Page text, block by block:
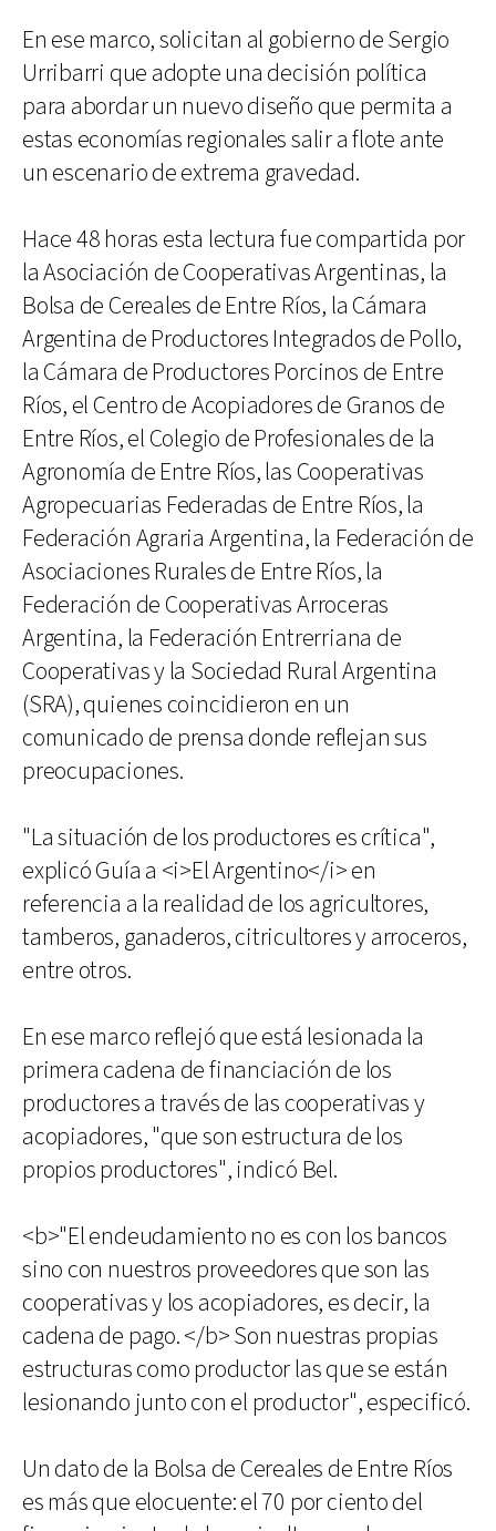
En ese marco, solicitan al gobierno de Sergio
Urribarri que adopte una decisión política
para abordar un nuevo diseño que permita a
estas economías regionales salir a flote ante
un escenario de extrema gravedad.
Hace 48 horas esta lectura fue compartida por
la Asociación de Cooperativas Argentinas, la
Bolsa de Cereales de Entre Ríos, la Cámara
Argentina de Productores Integrados de Pollo,
la Cámara de Productores Porcinos de Entre
Ríos, el Centro de Acopiadores de Granos de
Entre Ríos, el Colegio de Profesionales de la
Agronomía de Entre Ríos, las Cooperativas
Agropecuarias Federadas de Entre Ríos, la
Federación Agraria Argentina, la Federación de
Asociaciones Rurales de Entre Ríos, la
Federación de Cooperativas Arroceras
Argentina, la Federación Entrerriana de
Cooperativas y la Sociedad Rural Argentina
(SRA), quienes coincidieron en un
comunicado de prensa donde reflejan sus
preocupaciones.
"La situación de los productores es crítica",
explicó Guía a <i>El Argentino</i> en
referencia a la realidad de los agricultores,
tamberos, ganaderos, citricultores y arroceros,
entre otros.
En ese marco reflejó que está lesionada la
primera cadena de financiación de los
productores a través de las cooperativas y
acopiadores, "que son estructura de los
propios productores", indicó Bel.
<b>"El endeudamiento no es con los bancos
sino con nuestros proveedores que son las
cooperativas y los acopiadores, es decir, la
cadena de pago. </b> Son nuestras propias
estructuras como productor las que se están
lesionando junto con el productor", especificó.
Un dato de la Bolsa de Cereales de Entre Ríos
es más que elocuente: el 70 por ciento del